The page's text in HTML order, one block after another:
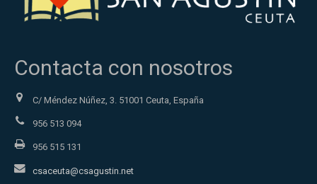
Contacta con nosotros
C/ Méndez Núñez, 3. 51001 Ceuta, España
956 513 094
956 515 131
csaceuta@csagustin.net